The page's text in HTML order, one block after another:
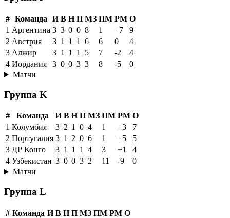
# Команда И В Н П МЗ ПМ РМ О
1 Аргентина 3 3 0 0 8 1 +7
9
2 Австрия 3 1 1 1 6 6 0
4
3 Алжир 3 1 1 1 5 7 -2
4
4 Иордания 3 0 0 3 3 8 -5
0
Матчи
Группа K
# Команда И В Н П МЗ ПМ РМ О
1 Колумбия 3 2 1 0 4 1 +3
7
2 Португалия 3 1 2 0 6 1 +5
5
3 ДР Конго 3 1 1 1 4 3 +1
4
4 Узбекистан 3 0 0 3 2 11 -9
0
Матчи
Группа L
# Команда И В Н П МЗ ПМ РМ О